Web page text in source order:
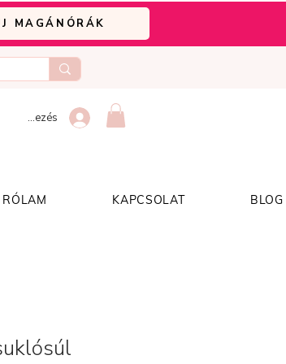
MAGÁNÓRÁK
RÓLAM KAPCSOLAT BLOG